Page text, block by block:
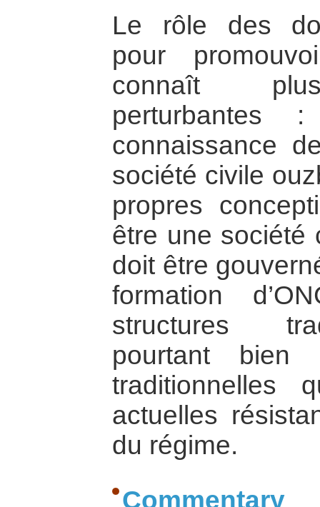
Le rôle des
pour
connaît
connaissance
société civile
propres
être une société
doit être
formation
structures
pourtant bien
traditionnelles
actuelles
du régime.
Commentary